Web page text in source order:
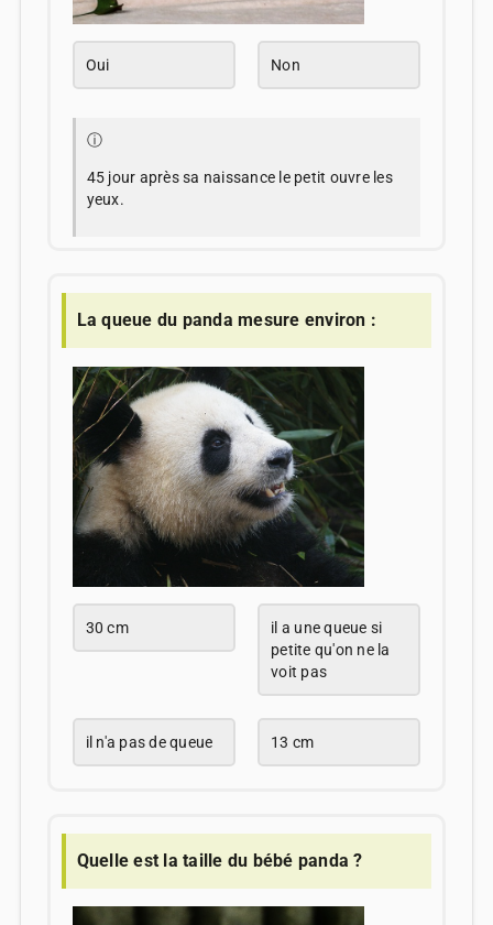
Oui Non
ⓘ
45 jour après sa naissance le petit ouvre les
yeux.
La queue du panda mesure environ :
30 cm
il a une queue si
petite qu'on ne la
voit pas
il n'a pas de queue 13 cm
Quelle est la taille du bébé panda ?